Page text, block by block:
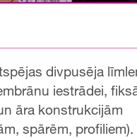
divpusēja
iestrādei,
āra konstrukcijām
spārēm, profiliem).